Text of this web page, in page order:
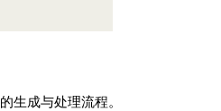
生成与处理流程。